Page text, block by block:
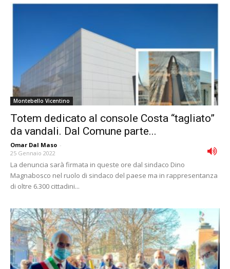
Montebello Vicentino
Totem dedicato al console Costa “tagliato”
da vandali. Dal Comune parte...
Omar Dal Maso -
25 Gennaio 2022
La denuncia sarà firmata in queste ore dal sindaco Dino
Magnabosco nel ruolo di sindaco del paese ma in rappresentanza
di oltre 6.300 cittadini...